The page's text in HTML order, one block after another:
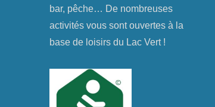
bar, pêche… De nombreuses
activités vous sont ouvertes à la
base de loisirs du Lac Vert !